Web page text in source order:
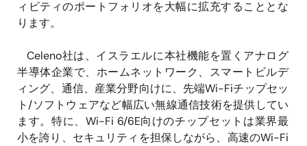
ィビティのポートフォリオを大幅に拡充することとな
ります。
Celeno社は、イスラエルに本社機能を置くアナログ
半導体企業で、ホームネットワーク、スマートビルデ
ィング、通信、産業分野向けに、先端Wi-Fiチップセッ
ト/ソフトウェアなど幅広い無線通信技術を提供してい
ます。特に、Wi-Fi 6/6E向けのチップセットは業界最
小を誇り、セキュリティを担保しながら、高速のWi-Fi